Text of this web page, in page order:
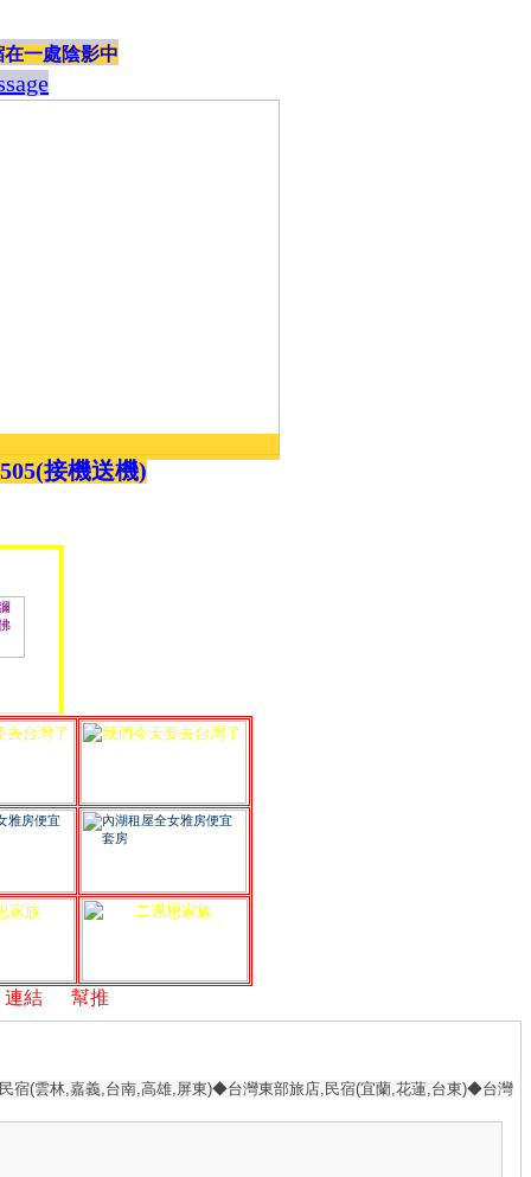
一處陰影中
接機送機)
,幫推
宿(雲林,嘉義,台南,高雄,屏東)◆台灣東部旅店,民宿(宜蘭,花蓮,台東)◆台灣